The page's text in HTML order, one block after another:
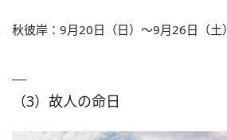
秋彼岸：9月20日（日）～9月26日（土）
（3）故人の命日